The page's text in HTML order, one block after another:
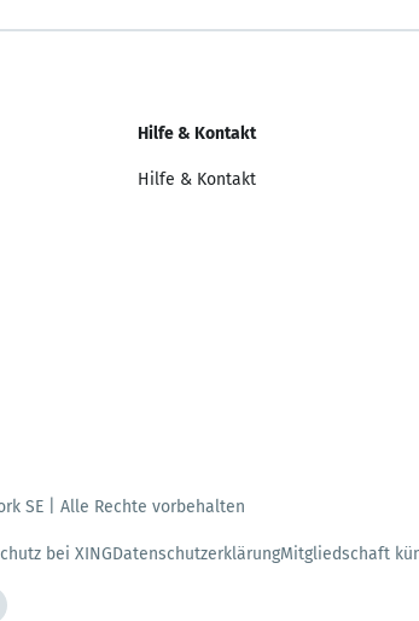
Hilfe & Kontakt
Hilfe & Kontakt
SE | Alle Rechte vorbehalten
bei XINGDatenschutzerklärungMitgliedschaft